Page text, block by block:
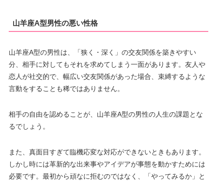
山羊座A型男性の悪い性格
山羊座A型の男性は、「狭く・深く」の交友関係を築きやすい
分、相手に対してもそれを求めてしまう一面があります。友人や
恋人が社交的で、幅広い交友関係があった場合、束縛するような
言動をすることも稀ではありません。
相手の自由を認めることが、山羊座A型の男性の人生の課題とな
るでしょう。
また、真面目すぎて臨機応変な対応ができないときもあります。
しかし時には革新的な出来事やアイデアが事態を動かすためには
必要です。最初から頑なに拒むのではなく、「やってみるか」と